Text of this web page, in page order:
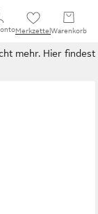
Merkzettel Warenkorb
mehr. Hier findest